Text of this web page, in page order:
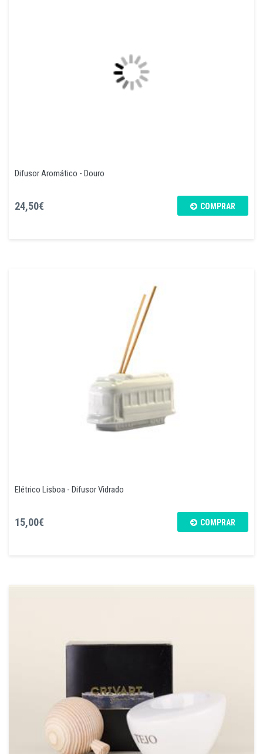
Difusor Aromático - Douro
24,50€ COMPRAR
Elétrico Lisboa - Difusor Vidrado
15,00€ COMPRAR